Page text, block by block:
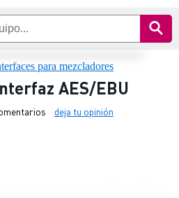
para mezcladores
AES/EBU
deja tu opinión